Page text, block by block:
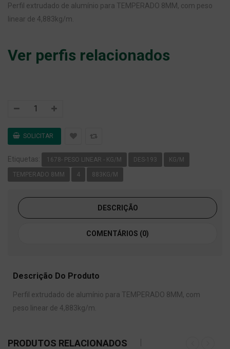
Perfil extrudado de alumínio para TEMPERADO 8MM, com peso
linear de 4,883kg/m.
Ver perfis relacionados
Etiquetas: 1678- PESO LINEAR - KG/M DES-193 KG/M
TEMPERADO 8MM 4 883KG/M
DESCRIÇÃO
COMENTÁRIOS (0)
Descrição Do Produto
Perfil extrudado de alumínio para TEMPERADO 8MM, com
peso linear de 4,883kg/m.
PRODUTOS RELACIONADOS